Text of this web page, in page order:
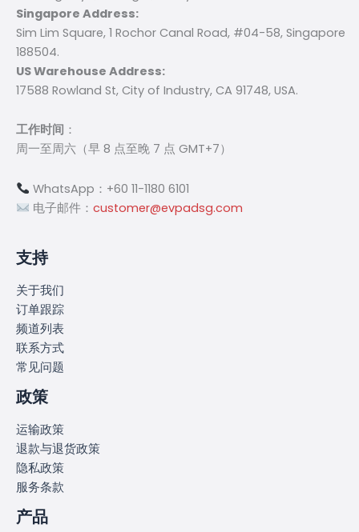
Singapore Address:
Sim Lim Square, 1 Rochor Canal Road, #04-58, Singapore
188504.
US Warehouse Address:
17588 Rowland St, City of Industry, CA 91748, USA.
工作时间 ：
周一至周六（早 8 点至晚 7 点 GMT+7）
WhatsApp：+60 11-1180 6101
电子邮件： customer@evpadsg.com
支持
关于我们
订单跟踪
频道列表
联系方式
常见问题
政策
运输政策
退款与退货政策
隐私政策
服务条款
产品